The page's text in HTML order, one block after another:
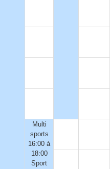
Multi
sports
16:00 à
18:00
Sport